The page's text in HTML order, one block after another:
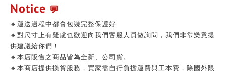
Notice 💬
🔸運送過程中都會包裝完整保護好
🔸對尺寸上有疑慮也歡迎向我們客服人員做詢問，我們非常樂意提
供建議給你們！
🔸本店販售之商品皆為全新、公司貨。
🔸本商店提供換貨服務，買家需自行負擔運費與工本費，除國外限